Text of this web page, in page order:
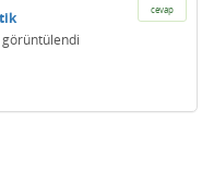
cevap
görüntülendi